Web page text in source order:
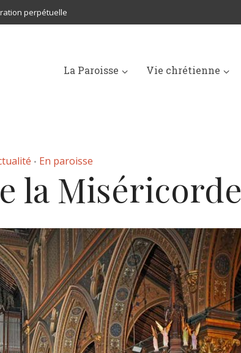
perpétuelle
La Paroisse Vie chrétienne
• En paroisse
la Miséricorde